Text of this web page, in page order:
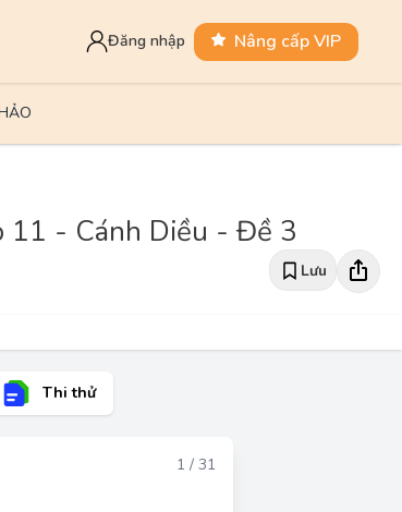
Đăng nhập Nâng cấp VIP
11 - Cánh Diều - Đề 3
Lưu
Thi thử
1 / 31